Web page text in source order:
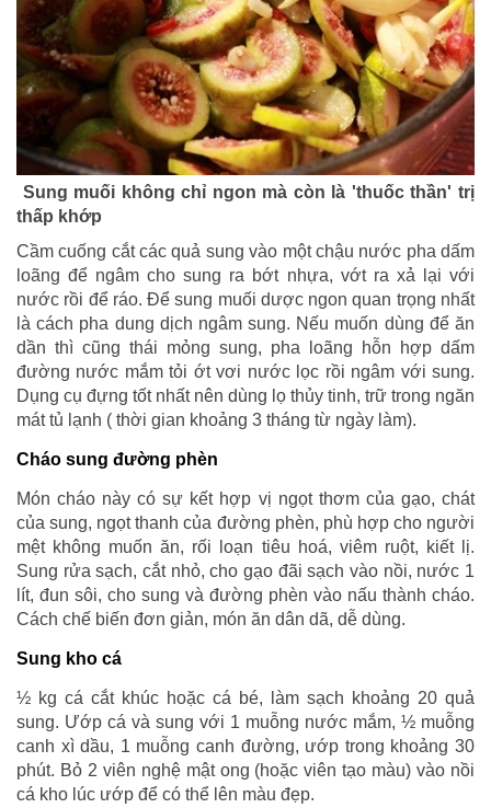
Sung muối không chỉ ngon mà còn là 'thuốc thần' trị
thấp khớp
Cầm cuống cắt các quả sung vào một chậu nước pha dấm
loãng để ngâm cho sung ra bớt nhựa, vớt ra xả lại với
nước rồi để ráo. Để sung muối dược ngon quan trọng nhất
là cách pha dung dịch ngâm sung. Nếu muốn dùng để ăn
dần thì cũng thái mỏng sung, pha loãng hỗn hợp dấm
đường nước mắm tỏi ớt vơi nước lọc rồi ngâm với sung.
Dụng cụ đựng tốt nhất nên dùng lọ thủy tinh, trữ trong ngăn
mát tủ lạnh ( thời gian khoảng 3 tháng từ ngày làm).
Cháo sung đường phèn
Món cháo này có sự kết hợp vị ngọt thơm của gạo, chát
của sung, ngọt thanh của đường phèn, phù hợp cho người
mệt không muốn ăn, rối loạn tiêu hoá, viêm ruột, kiết lị.
Sung rửa sạch, cắt nhỏ, cho gạo đãi sạch vào nồi, nước 1
lít, đun sôi, cho sung và đường phèn vào nấu thành cháo.
Cách chế biến đơn giản, món ăn dân dã, dễ dùng.
Sung kho cá
½ kg cá cắt khúc hoặc cá bé, làm sạch khoảng 20 quả
sung. Ướp cá và sung với 1 muỗng nước mắm, ½ muỗng
canh xì dầu, 1 muỗng canh đường, ướp trong khoảng 30
phút. Bỏ 2 viên nghệ mật ong (hoặc viên tạo màu) vào nồi
cá kho lúc ướp để có thể lên màu đẹp.